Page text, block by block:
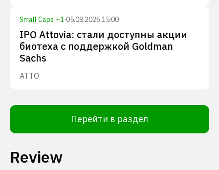
Small Caps·+1·05.08.2026 15:00
IPO Attovia: стали доступны акции
биотеха с поддержкой Goldman
Sachs
ATTO
Перейти в раздел
Review